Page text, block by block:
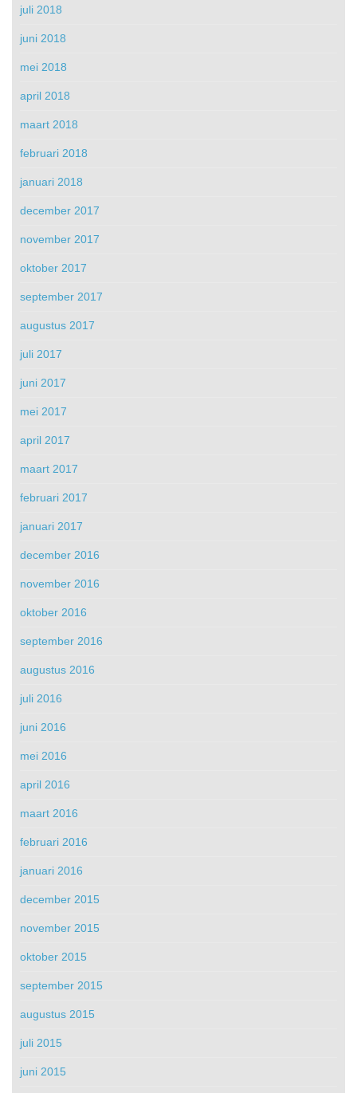
juli 2018
juni 2018
mei 2018
april 2018
maart 2018
februari 2018
januari 2018
december 2017
november 2017
oktober 2017
september 2017
augustus 2017
juli 2017
juni 2017
mei 2017
april 2017
maart 2017
februari 2017
januari 2017
december 2016
november 2016
oktober 2016
september 2016
augustus 2016
juli 2016
juni 2016
mei 2016
april 2016
maart 2016
februari 2016
januari 2016
december 2015
november 2015
oktober 2015
september 2015
augustus 2015
juli 2015
juni 2015